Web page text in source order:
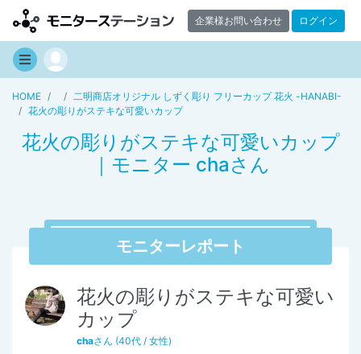
企業様お問い合わせ ログイン
HOME
二明商店オリジナル しずく彫り フリーカップ 花火 -HANABI-
花火の彫りがステキな可愛いカップ
花火の彫りがステキな可愛いカップ
｜モニター chaさん
モニターレポート
花火の彫りがステキな可愛い
カップ
chaさん (40代 / 女性)